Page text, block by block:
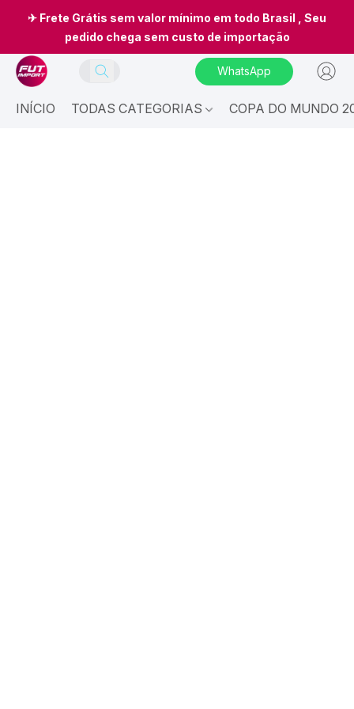
✈ Frete Grátis sem valor mínimo em todo Brasil , Seu
pedido chega sem custo de importação
WhatsApp
INÍCIO TODAS CATEGORIAS COPA DO MUNDO